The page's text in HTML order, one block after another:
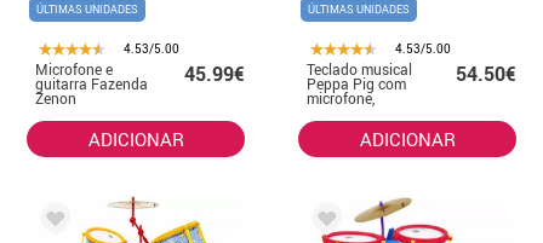
ÚLTIMAS UNIDADES
4.53/5.00
Microfone e
guitarra Fazenda
Zenon
45.99€
ADICIONAR
ÚLTIMAS UNIDADES
4.53/5.00
Teclado musical
Peppa Pig com
microfone,
banquinho
54.50€
ADICIONAR